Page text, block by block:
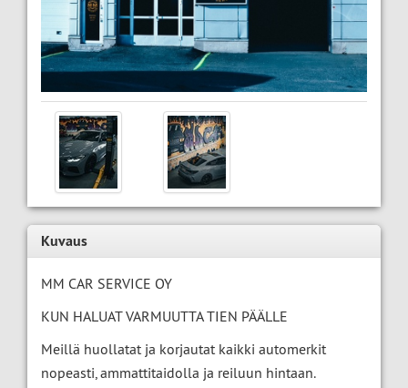
Kuvaus
MM CAR SERVICE OY
KUN HALUAT VARMUUTTA TIEN PÄÄLLE
Meillä huollatat ja korjautat kaikki automerkit
nopeasti, ammattitaidolla ja reiluun hintaan.